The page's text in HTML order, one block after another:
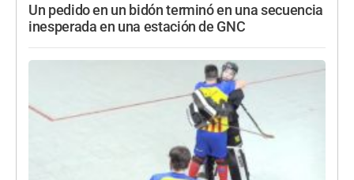
Un pedido en un bidón terminó en una secuencia
inesperada en una estación de GNC